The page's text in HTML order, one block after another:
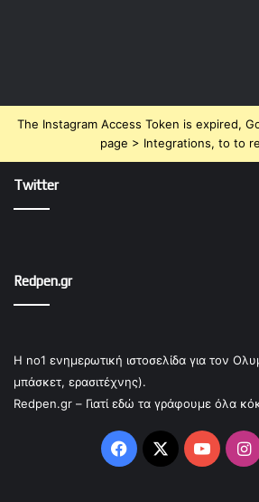
The Instagram Access Token is expired,
page > Integrations, to to
Twitter
Redpen.gr
Η no1 ενημερωτική ιστοσελίδα για τον
μπάσκετ, ερασιτέχνης).
Redpen.gr – Γιατί εδώ τα γράφουμε όλα
Facebook
X